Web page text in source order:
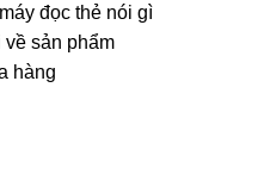
đọc thẻ nói gì
sản phẩm
hàng